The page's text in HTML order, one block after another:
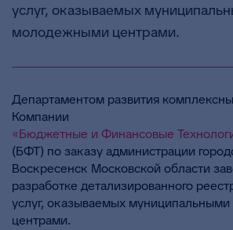
услуг, оказываемых
молодежными центрами.
Департаментом развития
Компании
«Бюджетные и Финансовые
(БФТ) по заказу администрации
Воскресенск Московской области
разработке детализированного
услуг, оказываемых
центрами.